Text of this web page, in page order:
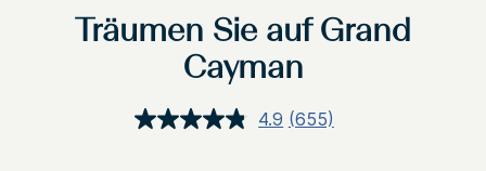
Träumen Sie auf Grand
Cayman
4.9 655
(655)